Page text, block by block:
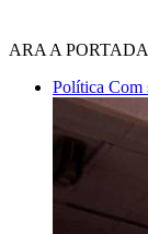
ARA A PORTADA
Política Com